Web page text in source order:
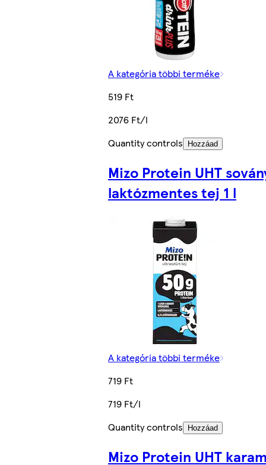
A kategória többi terméke
519 Ft
2076 Ft/l
Quantity controls
Hozzáad
Mizo Protein UHT
laktózmentes tej 1 l
A kategória többi terméke
719 Ft
719 Ft/l
Quantity controls
Hozzáad
Mizo Protein UHT